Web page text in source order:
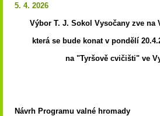
5. 4. 2026
Výbor T. J. Sokol Vysočany zve na
která se bude konat v pondělí
na "Tyršově cvičišti" ve
Návrh Programu valné hromady